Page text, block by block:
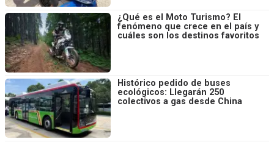
¿Qué es el Moto Turismo? El
fenómeno que crece en el país y
cuáles son los destinos favoritos
Histórico pedido de buses
ecológicos: Llegarán 250
colectivos a gas desde China